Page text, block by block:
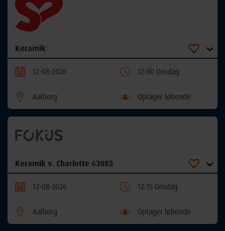
Keramik
12-08-2026 12:00 Onsdag
Aalborg Optager løbende
Keramik v. Charlotte 63085
12-08-2026 12:15 Onsdag
Aalborg Optager løbende